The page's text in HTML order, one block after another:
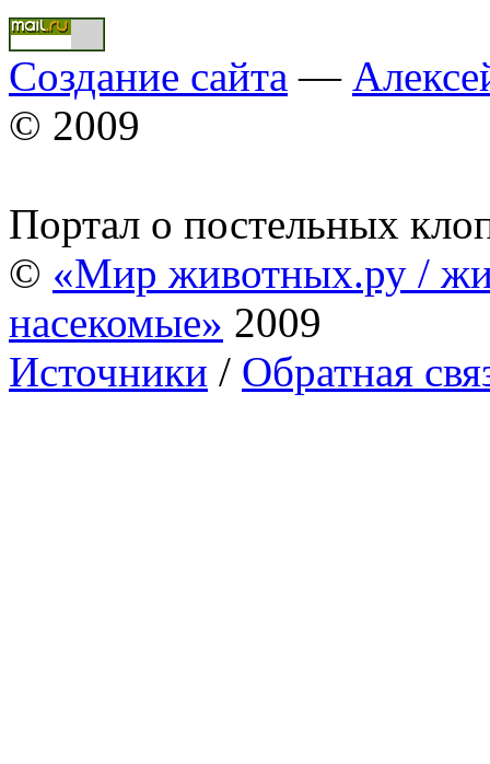
Создание сайта —
© 2009
Портал о постельных
© «Мир животных.ру /
насекомые» 2009
Источники / Обратная